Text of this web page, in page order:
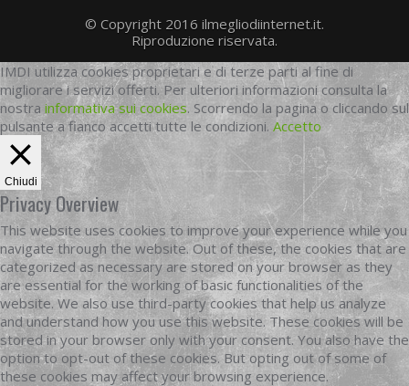
© Copyright 2016 ilmegliodiinternet.it.
Riproduzione riservata.
IMDI utilizza cookies proprietari e di terze parti al fine di
migliorare i servizi offerti. Per ulteriori informazioni consulta la
nostra informativa sui cookies. Scorrendo la pagina o cliccando sul
pulsante a fianco accetti tutte le condizioni. Accetto
Chiudi
Privacy Overview
This website uses cookies to improve your experience while you
navigate through the website. Out of these, the cookies that are
categorized as necessary are stored on your browser as they
are essential for the working of basic functionalities of the
website. We also use third-party cookies that help us analyze
and understand how you use this website. These cookies will be
stored in your browser only with your consent. You also have the
option to opt-out of these cookies. But opting out of some of
these cookies may affect your browsing experience.